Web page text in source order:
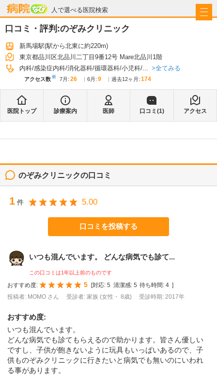
人で選べる医院検索
病院なび
口コミ・評判:のぞみクリニック
新馬場駅(駅から北東に約220m)
東京都品川区北品川二丁目9番12号 Mare北品川1階
内科 感染症内科 消化器科 循環器科 小児科 ... 全てみる
アクセス数※ 7月 : 26 6月 : 9 過去12ヶ月: 174
医院トップ 診療案内 医師 口コミ(1) アクセス
のぞみクリニックの口コミ
1 件 5.00
口コミを投稿する
いつも混んでいます。 どんな病気でも診て...
この口コミは1年以上前のものです
おすすめ度: 5 [対応: 5 清潔感: 5 待ち時間: 4 ]
投稿者: MOMO さん
受診者: 家族 (女性・ 8歳) 受診時期: 2017年
おすすめ度:
いつも混んでいます。
どんな病気でも診てもらえるので助かります。皆さん優しい
ですし、子供が飽きないように玩具もいっぱいあるので、子
供ものぞみクリニックに行きたいと病気でも無いのにいわれ
る事があります。